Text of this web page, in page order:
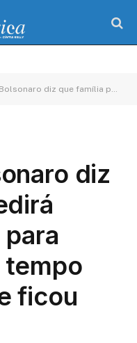
pedirá relatório à PF para saber quanto tempo ex-presidente ficou desacordado
diz
tempo
ficou